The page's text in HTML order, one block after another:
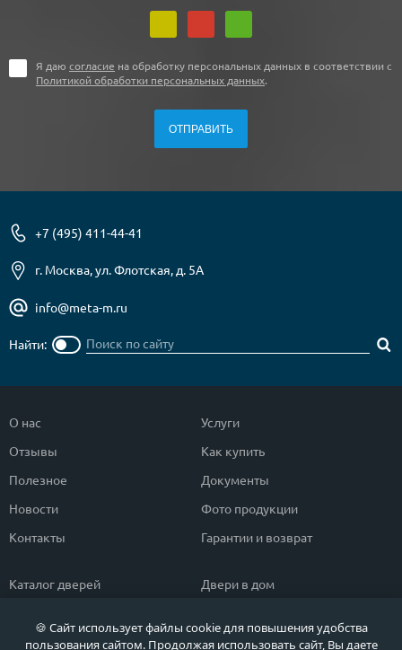
Я даю согласие на обработку персональных данных в соответствии с
Политикой обработки персональных данных.
+7 (495) 411-44-41
г. Москва, ул. Флотская, д. 5А
info@meta-m.ru
Найти:
О нас
Отзывы
Полезное
Новости
Контакты
Услуги
Как купить
Документы
Фото продукции
Гарантии и возврат
Каталог дверей
Популярные двери
Двери в дом
Двери в квартиру
🍪 Сайт использует файлы cookie для повышения удобства
пользования сайтом. Продолжая использовать сайт, Вы даете